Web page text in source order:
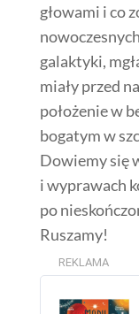
głowami i co
galaktyki,
miały przed
położenie w
bogatym w
Dowiemy się
i wyprawach
po
Ruszamy!
REKLAMA